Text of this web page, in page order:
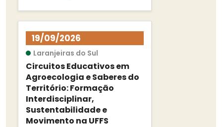
19/09/2026
Laranjeiras do Sul
Circuitos Educativos em
Agroecologia e Saberes do
Território: Formação
Interdisciplinar,
Sustentabilidade e
Movimento na UFFS